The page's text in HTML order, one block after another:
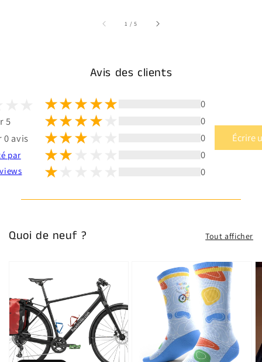
1 /sur
5
Avis des clients
5
0 avis
par
0
0
0
0
0
Écrire
Quoi de neuf ? Tout afficher